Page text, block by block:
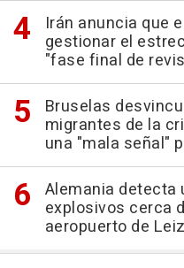
Irán anuncia que
gestionar el
"fase final de
Bruselas
migrantes de la
una "mala señal"
Alemania detecta
explosivos cerca
aeropuerto de